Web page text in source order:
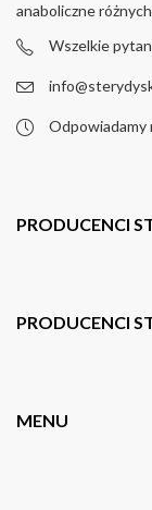
anaboliczne
Wszelkie
Odpowiadamy
PRODUCENCI
PRODUCENCI
MENU